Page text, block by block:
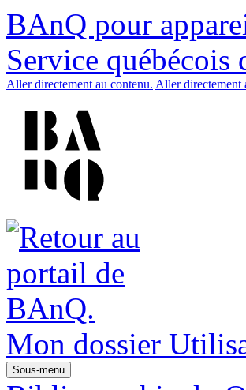
BAnQ pour
Service québécois
Aller directement au contenu. Aller directement
Mon dossier
Sous-menu